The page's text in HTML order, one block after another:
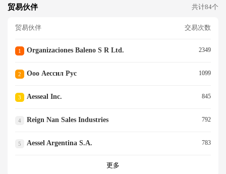
贸易伙伴 共计84个
贸易伙伴 交易次数
1 Organizaciones Baleno S R Ltd. 2349
2 Ооо Аессил Рус 1099
3 Aesseal Inc. 845
4 Reign Nan Sales Industries 792
5 Aessel Argentina S.a. 783
更多